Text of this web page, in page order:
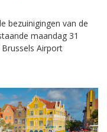
bezuinigingen van de
maandag 31
Airport